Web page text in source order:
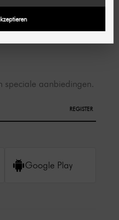
speciale aanbiedingen.
REGISTER
Google Play